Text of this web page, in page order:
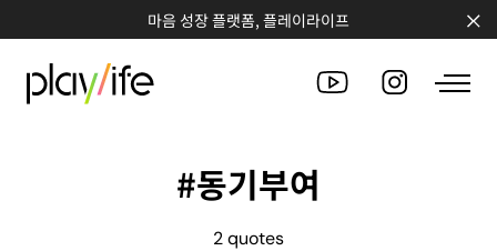
마음 성장 플랫폼, 플레이라이프
PEOPLE
#동기부여
2 quotes